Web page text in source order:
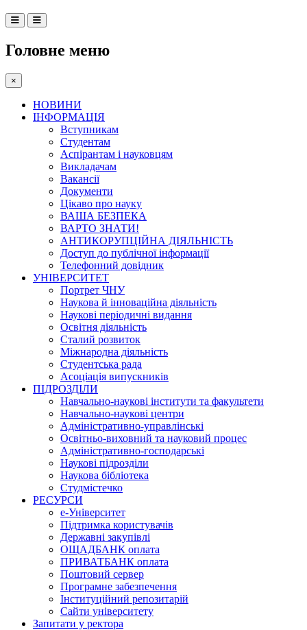
Головне меню
×
НОВИНИ
ІНФОРМАЦІЯ
Вступникам
Студентам
Аспірантам і науковцям
Викладачам
Вакансії
Документи
Цікаво про науку
ВАША БЕЗПЕКА
ВАРТО ЗНАТИ!
АНТИКОРУПЦІЙНА ДІЯЛЬНІСТЬ
Доступ до публічної інформації
Телефонний довідник
УНІВЕРСИТЕТ
Портрет ЧНУ
Наукова й інноваційна діяльність
Наукові періодичні видання
Освітня діяльність
Сталий розвиток
Міжнародна діяльність
Студентська рада
Асоціація випускників
ПІДРОЗДІЛИ
Навчально-наукові інститути та факультети
Навчально-наукові центри
Адміністративно-управлінські
Освітньо-виховний та науковий процес
Адміністративно-господарські
Наукові підрозділи
Наукова бібліотека
Студмістечко
РЕСУРСИ
е-Університет
Підтримка користувачів
Державні закупівлі
ОЩАДБАНК оплата
ПРИВАТБАНК оплата
Поштовий сервер
Програмне забезпечення
Інституційний репозитарій
Сайти університету
Запитати у ректора